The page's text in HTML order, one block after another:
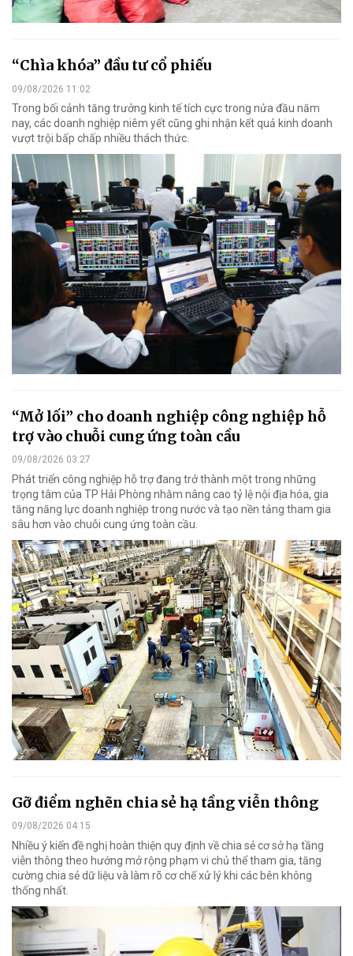
“Chìa khóa” đầu tư cổ phiếu
09/08/2026 11:02
Trong bối cảnh tăng trưởng kinh tế tích cực trong nửa đầu năm
nay, các doanh nghiệp niêm yết cũng ghi nhận kết quả kinh doanh
vượt trội bấp chấp nhiều thách thức.
“Mở lối” cho doanh nghiệp công nghiệp hỗ
trợ vào chuỗi cung ứng toàn cầu
09/08/2026 03:27
Phát triển công nghiệp hỗ trợ đang trở thành một trong những
trọng tâm của TP Hải Phòng nhằm nâng cao tỷ lệ nội địa hóa, gia
tăng năng lực doanh nghiệp trong nước và tạo nền tảng tham gia
sâu hơn vào chuỗi cung ứng toàn cầu.
Gỡ điểm nghẽn chia sẻ hạ tầng viễn thông
09/08/2026 04:15
Nhiều ý kiến đề nghị hoàn thiện quy định về chia sẻ cơ sở hạ tầng
viễn thông theo hướng mở rộng phạm vi chủ thể tham gia, tăng
cường chia sẻ dữ liệu và làm rõ cơ chế xử lý khi các bên không
thống nhất.